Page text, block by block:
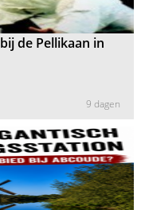
de Pellikaan in
9 dagen